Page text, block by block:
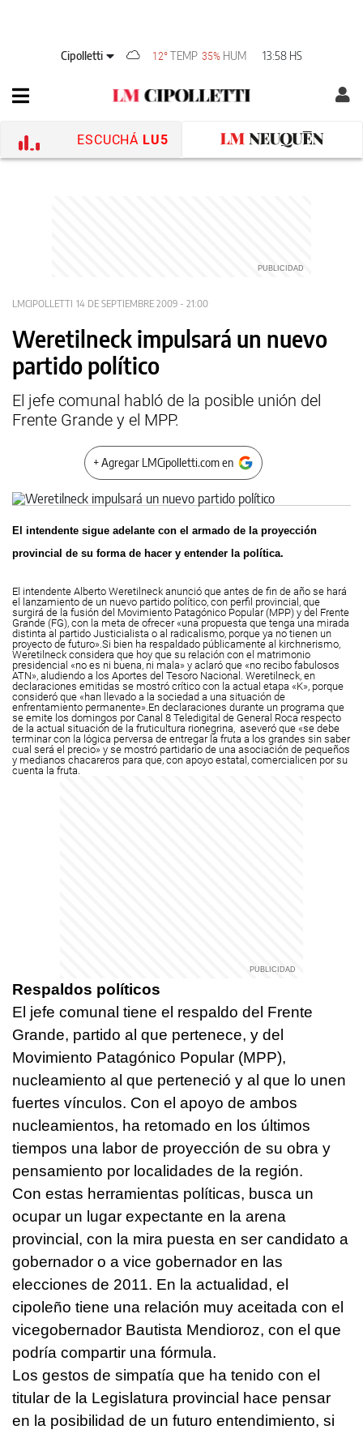
Cipolletti 12° TEMP 35% HUM 13:58 HS
ESCUCHÁ LU5
LMCIPOLLETTI 14 DE SEPTIEMBRE 2009 - 21:00
Weretilneck impulsará un nuevo
partido político
El jefe comunal habló de la posible unión del
Frente Grande y el MPP.
+ Agregar LMCipolletti.com en
El intendente sigue adelante con el armado de la proyección
provincial de su forma de hacer y entender la política.
El intendente Alberto Weretilneck anunció que antes de fin de año se hará
el lanzamiento de un nuevo partido político, con perfil provincial, que
surgirá de la fusión del Movimiento Patagónico Popular (MPP) y del Frente
Grande (FG), con la meta de ofrecer «una propuesta que tenga una mirada
distinta al partido Justicialista o al radicalismo, porque ya no tienen un
proyecto de futuro».Si bien ha respaldado públicamente al kirchnerismo,
Weretilneck considera que hoy que su relación con el matrimonio
presidencial «no es ni buena, ni mala» y aclaró que «no recibo fabulosos
ATN», aludiendo a los Aportes del Tesoro Nacional. Weretilneck, en
declaraciones emitidas se mostró crítico con la actual etapa «K», porque
consideró que «han llevado a la sociedad a una situación de
enfrentamiento permanente».En declaraciones durante un programa que
se emite los domingos por Canal 8 Teledigital de General Roca respecto
de la actual situación de la fruticultura rionegrina, aseveró que «se debe
terminar con la lógica perversa de entregar la fruta a los grandes sin saber
cual será el precio» y se mostró partidario de una asociación de pequeños
y medianos chacareros para que, con apoyo estatal, comercialicen por su
cuenta la fruta.
Respaldos políticos
El jefe comunal tiene el respaldo del Frente
Grande, partido al que pertenece, y del
Movimiento Patagónico Popular (MPP),
nucleamiento al que perteneció y al que lo unen
fuertes vínculos. Con el apoyo de ambos
nucleamientos, ha retomado en los últimos
tiempos una labor de proyección de su obra y
pensamiento por localidades de la región.
Con estas herramientas políticas, busca un
ocupar un lugar expectante en la arena
provincial, con la mira puesta en ser candidato a
gobernador o a vice gobernador en las
elecciones de 2011. En la actualidad, el
cipoleño tiene una relación muy aceitada con el
vicegobernador Bautista Mendioroz, con el que
podría compartir una fórmula.
Los gestos de simpatía que ha tenido con el
titular de la Legislatura provincial hace pensar
en la posibilidad de un futuro entendimiento, si